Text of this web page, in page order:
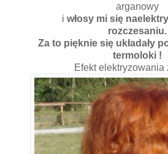
arganowy
i włosy mi się
rozczesaniu.
Za to pięknie się układały
termoloki !
Efekt elektryzowania